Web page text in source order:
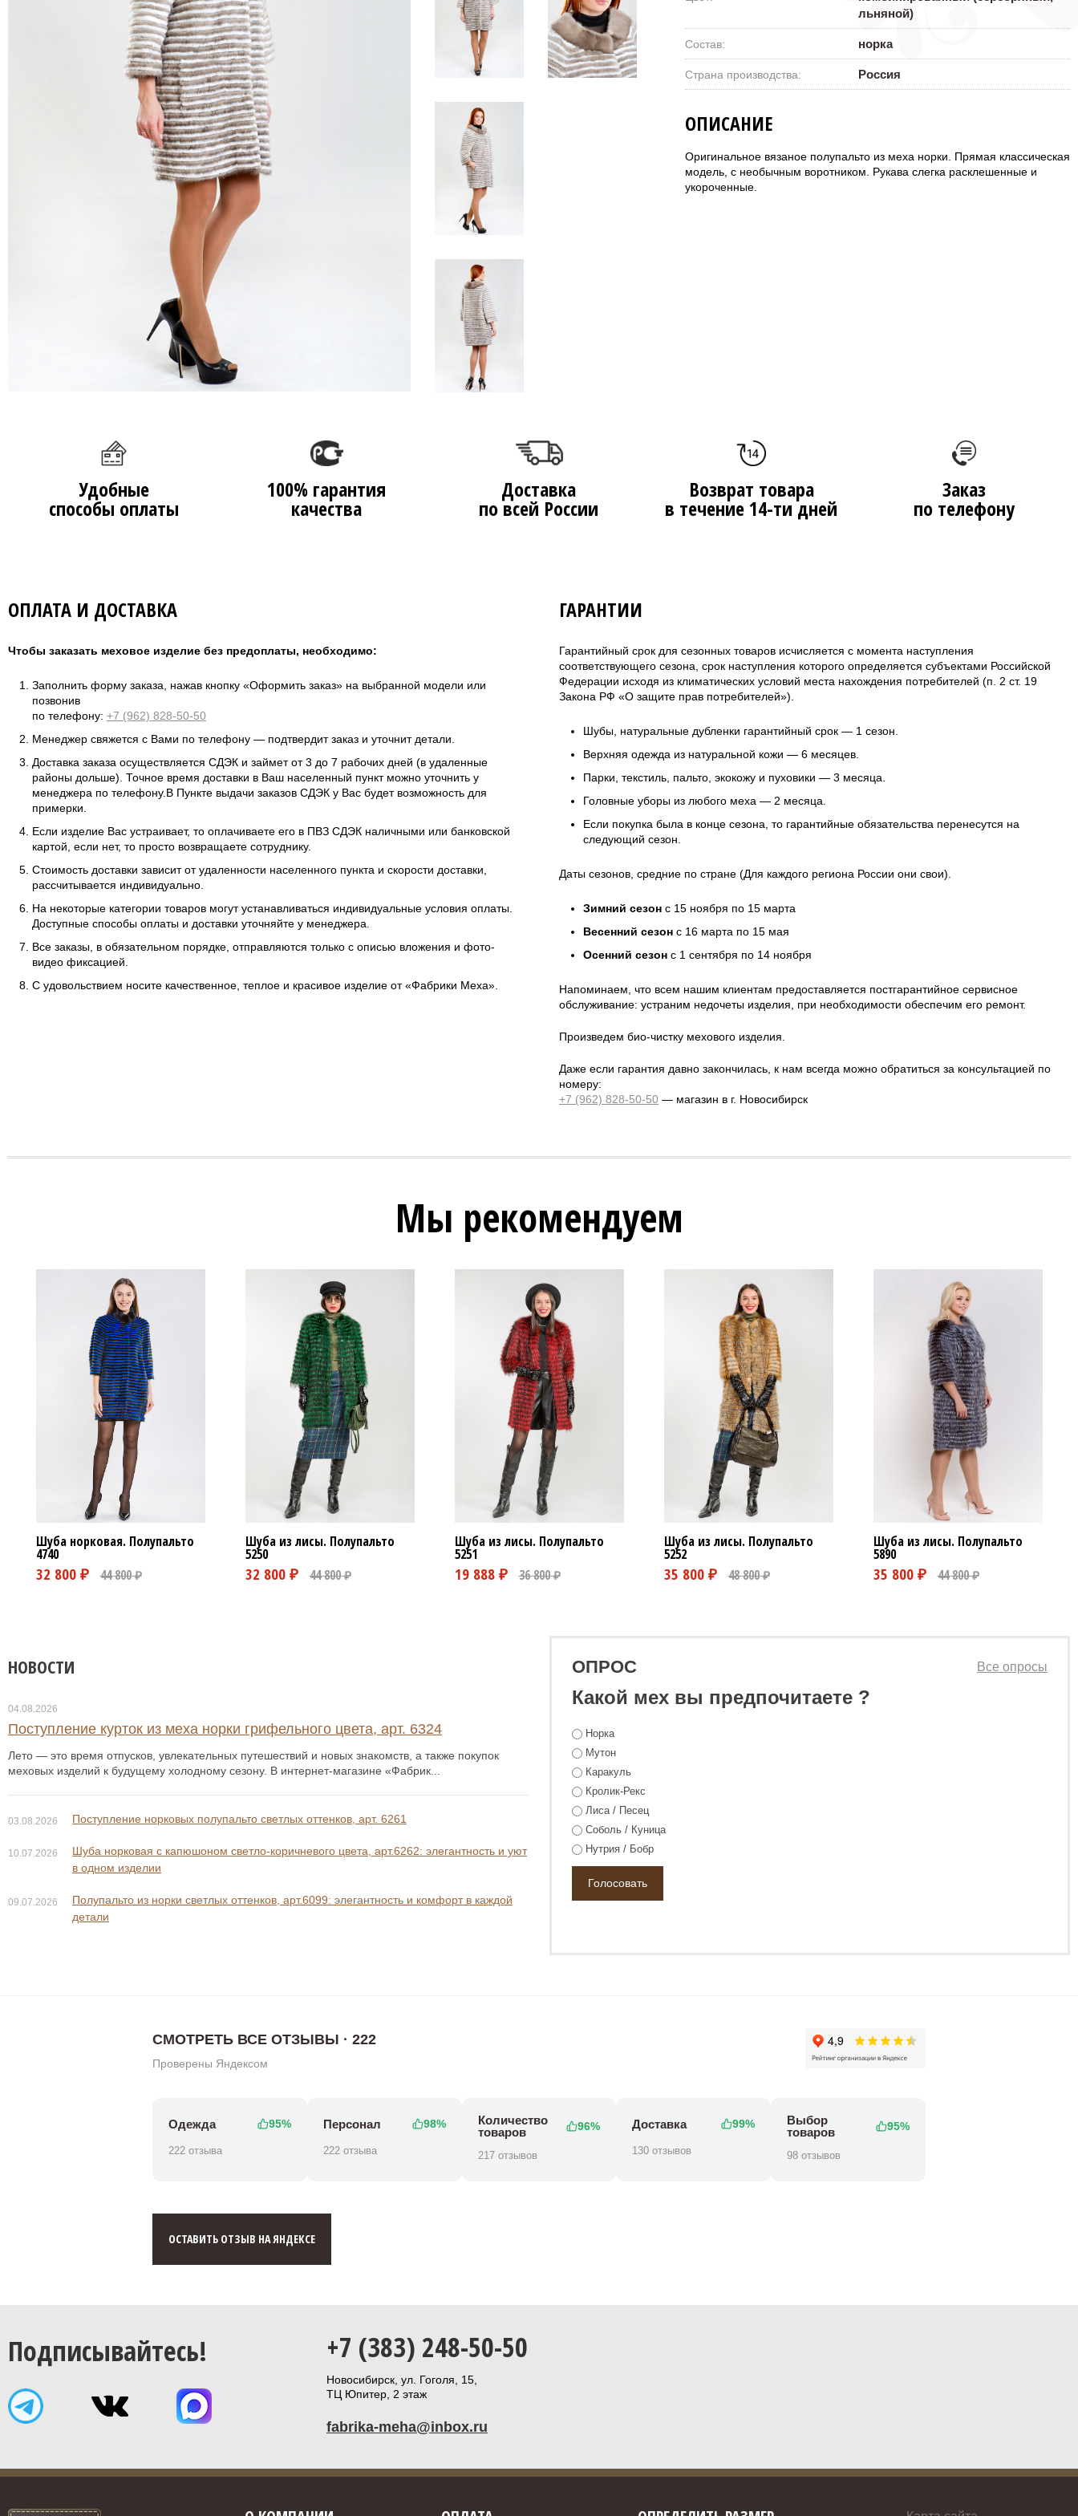
льняной)
Состав: норка
Страна производства: Россия
ОПИСАНИЕ
Оригинальное вязаное полупальто из меха норки. Прямая классическая
модель, с необычным воротником. Рукава слегка расклешенные и
укороченные.
Удобные
способы оплаты
100% гарантия
качества
Доставка
по всей России
Возврат товара
в течение 14-ти дней
Заказ
по телефону
ОПЛАТА И ДОСТАВКА
Чтобы заказать меховое изделие без предоплаты, необходимо:
Заполнить форму заказа, нажав кнопку «Оформить заказ» на выбранной модели или
позвонив
по телефону: +7 (962) 828-50-50
Менеджер свяжется с Вами по телефону — подтвердит заказ и уточнит детали.
Доставка заказа осуществляется СДЭК и займет от 3 до 7 рабочих дней (в удаленные
районы дольше). Точное время доставки в Ваш населенный пункт можно уточнить у
менеджера по телефону.В Пункте выдачи заказов СДЭК у Вас будет возможность для
примерки.
Если изделие Вас устраивает, то оплачиваете его в ПВЗ СДЭК наличными или банковской
картой, если нет, то просто возвращаете сотруднику.
Стоимость доставки зависит от удаленности населенного пункта и скорости доставки,
рассчитывается индивидуально.
На некоторые категории товаров могут устанавливаться индивидуальные условия оплаты.
Доступные способы оплаты и доставки уточняйте у менеджера.
Все заказы, в обязательном порядке, отправляются только с описью вложения и фото-
видео фиксацией.
С удовольствием носите качественное, теплое и красивое изделие от «Фабрики Меха».
ГАРАНТИИ
Гарантийный срок для сезонных товаров исчисляется с момента наступления
соответствующего сезона, срок наступления которого определяется субъектами Российской
Федерации исходя из климатических условий места нахождения потребителей (п. 2 ст. 19
Закона РФ «О защите прав потребителей»).
Шубы, натуральные дубленки гарантийный срок — 1 сезон.
Верхняя одежда из натуральной кожи — 6 месяцев.
Парки, текстиль, пальто, экокожу и пуховики — 3 месяца.
Головные уборы из любого меха — 2 месяца.
Если покупка была в конце сезона, то гарантийные обязательства перенесутся на
следующий сезон.
Даты сезонов, средние по стране (Для каждого региона России они свои).
Зимний сезон с 15 ноября по 15 марта
Весенний сезон с 16 марта по 15 мая
Осенний сезон с 1 сентября по 14 ноября
Напоминаем, что всем нашим клиентам предоставляется постгарантийное сервисное
обслуживание: устраним недочеты изделия, при необходимости обеспечим его ремонт.
Произведем био-чистку мехового изделия.
Даже если гарантия давно закончилась, к нам всегда можно обратиться за консультацией по
номеру:
+7 (962) 828-50-50 — магазин в г. Новосибирск
Мы рекомендуем
Шуба норковая. Полупальто
4740
32 800 ₽
Шуба из лисы. Полупальто
5250
Шуба из лисы. Полупальто
5251
Шуба из лисы. Полупальто
5252
Шуба из лисы. Полупальто
5890
НОВОСТИ
04.08.2026
Поступление курток из меха норки грифельного цвета, арт. 6324
Лето — это время отпусков, увлекательных путешествий и новых знакомств, а также покупок
меховых изделий к будущему холодному сезону. В интернет-магазине «Фабрик...
03.08.2026 Поступление норковых полупальто светлых оттенков, арт. 6261
10.07.2026
Шуба норковая с капюшоном светло-коричневого цвета, арт.6262: элегантность и уют
в одном изделии
09.07.2026
Полупальто из норки светлых оттенков, арт.6099: элегантность и комфорт в каждой
детали
ОПРОС
Какой мех вы предпочитаете ?
Все опросы
Норка
Мутон
Каракуль
Кролик-Рекс
Лиса / Песец
Соболь / Куница
Нутрия / Бобр
СМОТРЕТЬ ВСЕ ОТЗЫВЫ · 222
Проверены Яндексом
Одежда 95%
222 отзыва
Персонал 98%
222 отзыва
Количество
товаров
96%
217 отзывов
Доставка 99%
130 отзывов
Выбор
товаров
95%
98 отзывов
ОСТАВИТЬ ОТЗЫВ НА ЯНДЕКСЕ
Подписывайтесь! +7 (383) 248-50-50
Новосибирск, ул. Гоголя, 15,
ТЦ Юпитер, 2 этаж
fabrika-meha@inbox.ru